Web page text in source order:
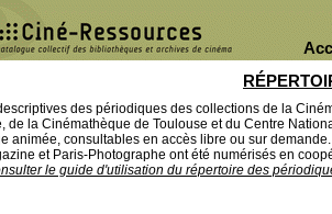
des périodiques des collections de la
de la Cinémathèque de Toulouse et du Centre
animée, consultables en accès libre ou sur
et Paris-Photographe ont été numérisés en
le guide d'utilisation du répertoire des